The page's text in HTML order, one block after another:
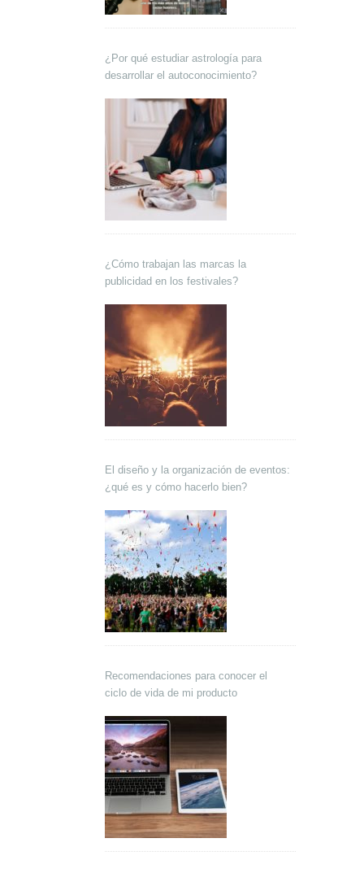
¿Por qué estudiar astrología para
desarrollar el autoconocimiento?
¿Cómo trabajan las marcas la
publicidad en los festivales?
El diseño y la organización de eventos:
¿qué es y cómo hacerlo bien?
Recomendaciones para conocer el
ciclo de vida de mi producto